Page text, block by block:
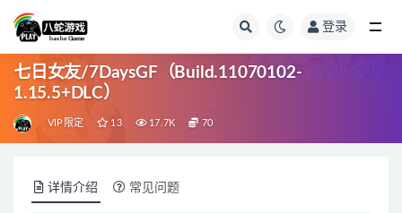
登录
七日女友/7DaysGF（Build.11070102-
1.15.5+DLC）
VIP限定 13 17.7K 70
详情介绍 常见问题